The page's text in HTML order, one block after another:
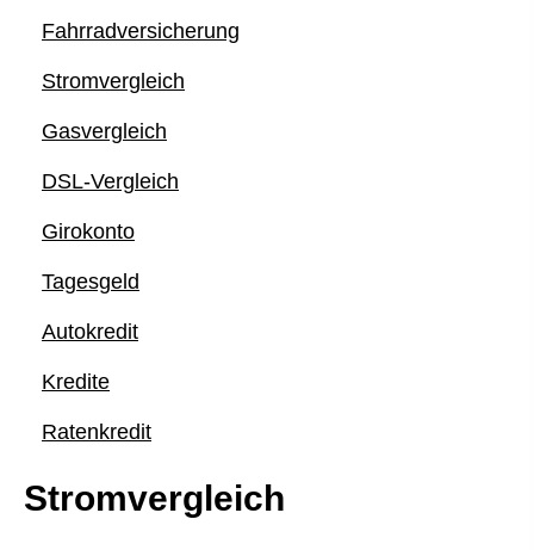
Fahrradversicherung
Stromvergleich
Gasvergleich
DSL-Vergleich
Giro­konto
Tages­geld
Autokredit
Kredite
Ratenkredit
Stromvergleich